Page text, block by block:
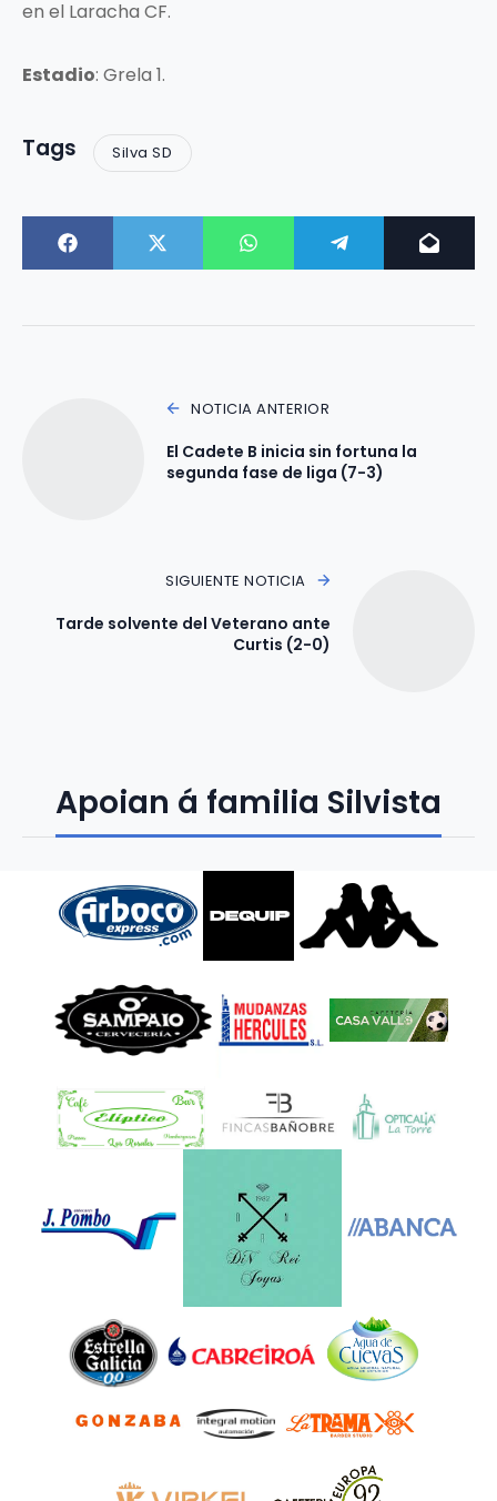
en el Laracha CF.
Estadio: Grela 1.
Tags Silva SD
NOTICIA ANTERIOR
El Cadete B inicia sin fortuna la
segunda fase de liga (7-3)
SIGUIENTE NOTICIA
Tarde solvente del Veterano ante
Curtis (2-0)
Apoian á familia Silvista